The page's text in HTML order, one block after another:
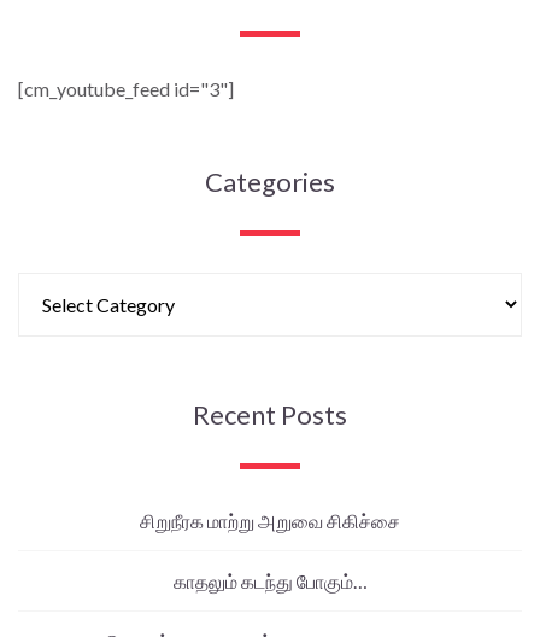
[cm_youtube_feed id="3"]
Categories
Recent Posts
சிறுநீரக மாற்று அறுவை சிகிச்சை
காதலும் கடந்து போகும்…